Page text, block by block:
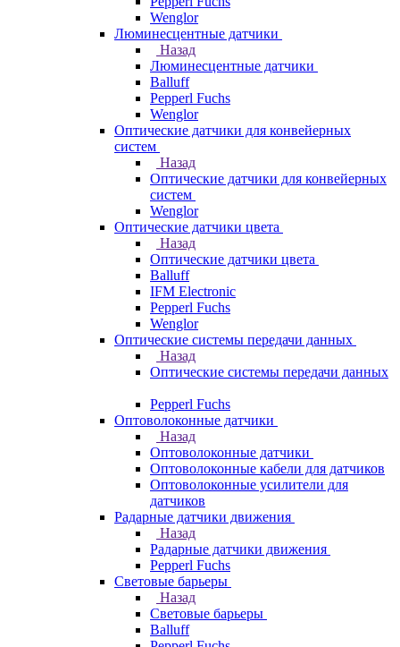
Wenglor
Люминесцентные датчики
Назад
Люминесцентные датчики
Balluff
Pepperl Fuchs
Wenglor
Оптические датчики для конвейерных
систем
Назад
Оптические датчики для конвейерных
систем
Wenglor
Оптические датчики цвета
Назад
Оптические датчики цвета
Balluff
IFM Electronic
Pepperl Fuchs
Wenglor
Оптические системы передачи данных
Назад
Оптические системы передачи данных
Pepperl Fuchs
Оптоволоконные датчики
Назад
Оптоволоконные датчики
Оптоволоконные кабели для датчиков
Оптоволоконные усилители для
датчиков
Радарные датчики движения
Назад
Радарные датчики движения
Pepperl Fuchs
Световые барьеры
Назад
Световые барьеры
Balluff